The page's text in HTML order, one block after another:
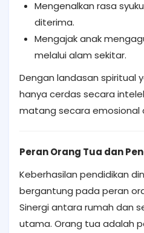
Mengenalkan rasa
diterima.
Mengajak anak
melalui alam sekitar.
Dengan landasan spiritual
hanya cerdas secara
matang secara emosional
Peran Orang Tua dan
Keberhasilan pendidikan
bergantung pada peran
Sinergi antara rumah dan
utama. Orang tua adalah